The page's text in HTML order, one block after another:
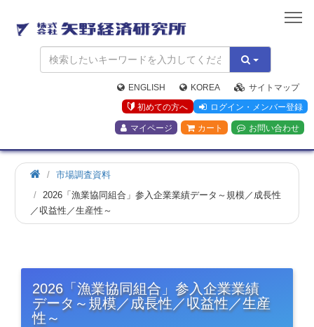
矢
野
経
済
研
究
所
ENGLISH KOREA
サイトマップ
初めての方へ
ログイン・メンバー登録
マイページ カート お問い合わせ
市場調査資料
2026「漁業協同組合」参入企業業績データ～規模／成長性
／収益性／生産性～
2026「漁業協同組合」参入企業業績
データ～規模／成長性／収益性／生産
性～